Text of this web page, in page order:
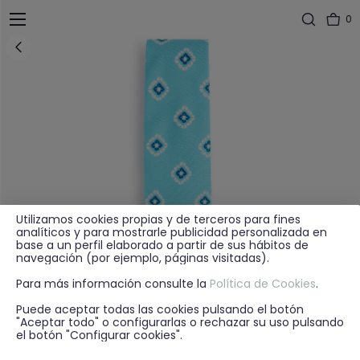
0
Utilizamos cookies propias y de terceros para fines
analíticos y para mostrarle publicidad personalizada en
base a un perfil elaborado a partir de sus hábitos de
navegación (por ejemplo, páginas visitadas).
Para más información consulte la Política de Cookies.
Puede aceptar todas las cookies pulsando el botón
"Aceptar todo" o configurarlas o rechazar su uso pulsando
el botón "Configurar cookies".